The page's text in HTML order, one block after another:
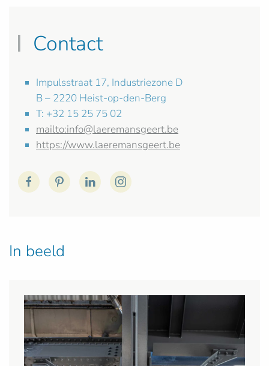
Contact
Impulsstraat 17, Industriezone D
B – 2220 Heist-op-den-Berg
T: +32 15 25 75 02
mailto:info@laeremansgeert.be
https://www.laeremansgeert.be
In beeld